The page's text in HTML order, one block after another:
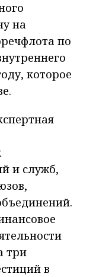
на
по
которое
и служб,
три
в